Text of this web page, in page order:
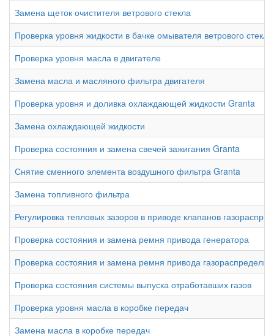
Замена щеток очистителя ветрового стекла
Проверка уровня жидкости в бачке омывателя ветрового стекла
Проверка уровня масла в двигателе
Замена масла и масляного фильтра двигателя
Проверка уровня и доливка охлаждающей жидкости Granta
Замена охлаждающей жидкости
Проверка состояния и замена свечей зажигания Granta
Снятие сменного элемента воздушного фильтра Granta
Замена топливного фильтра
Регулировка тепловых зазоров в приводе клапанов
Проверка состояния и замена ремня привода генератора
Проверка состояния и замена ремня привода
Проверка состояния системы выпуска отработавших газов
Проверка уровня масла в коробке передач
Замена масла в коробке передач